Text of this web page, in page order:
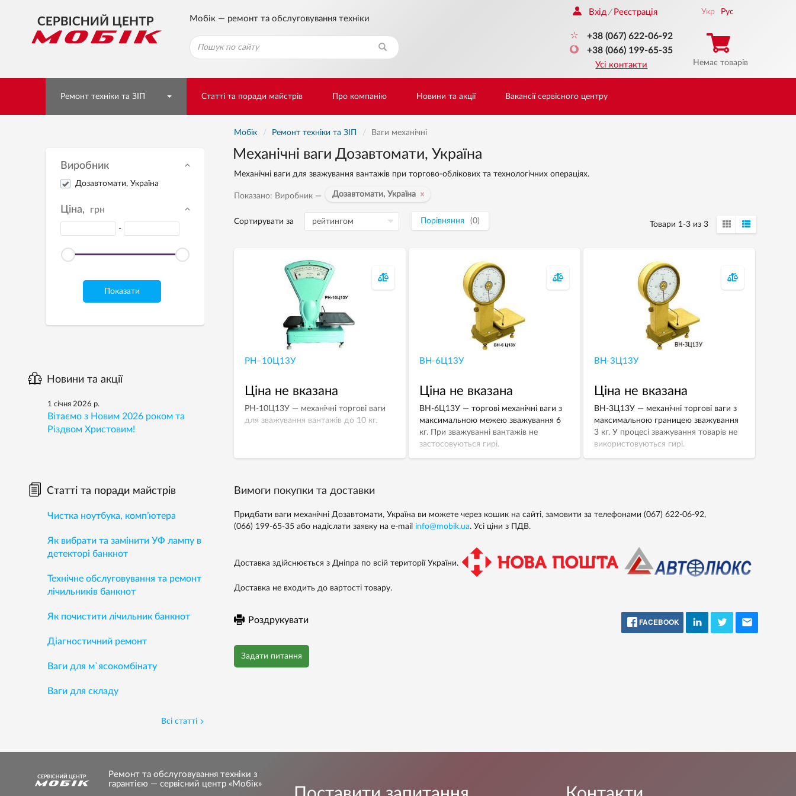
Мобік — ремонт та обслуговування техніки
Вхід / Реєстрація
+38 (067) 622-06-92
+38 (066) 199-65-35
Усі контакти
Укр Рус
Немає товарів
Ремонт техніки та ЗІП Статті та поради майстрів Про компанію Новини та акції Вакансії сервісного центру
Мобік Ремонт техніки та ЗІП Ваги механічні
Механічні ваги Дозавтомати, Україна
Механічні ваги для зважування вантажів при торгово-облікових та технологічних операціях.
Показано: Виробник — Дозавтомати, Україна
Сортирувати за Порівняння (0) Товари 1-3 из 3
РН–10Ц13У
Ціна не вказана
РН-10Ц13У — механічні торгові ваги
для зважування вантажів до 10 кг.
ВН-6Ц13У
Ціна не вказана
ВН-6Ц13У — торгові механічні ваги з
максимальною межею зважування 6
кг. При зважуванні вантажів не
застосовуються гирі.
ВН-3Ц13У
Ціна не вказана
ВН-3Ц13У — механічні торгові ваги з
максимальною границею зважування
3 кг. У процесі зважування товарів не
використовуються гирі.
Вимоги покупки та доставки
Придбати ваги механічні Дозавтомати, Україна ви можете через кошик на сайті, замовити за телефонами (067) 622-06-92,
(066) 199-65-35або надіслати заявку на e-mail info@mobik.ua. Усі ціни з ПДВ.
Доставка здійснюється з Дніпра по всій території України.
Доставка не входить до вартості товару.
Роздрукувати FACEBOOK
Задати питання
Виробник
Дозавтомати, Україна
Ціна, грн
-
Показати
Новини та акції
1 січня 2026 р.
Вітаємо з Новим 2026 роком та
Різдвом Христовим!
Статті та поради майстрів
Чистка ноутбука, комп’ютера
Як вибрати та замінити УФ лампу в
детекторі банкнот
Технічне обслуговування та ремонт
лічильників банкнот
Як почистити лічильник банкнот
Діагностичний ремонт
Ваги для м`ясокомбінату
Ваги для складу
Всі статті
Ремонт та обслуговування техніки з
гарантією — сервісний центр «Мобік»